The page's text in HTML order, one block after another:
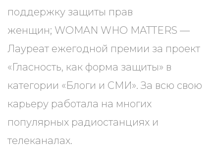
поддержку защиты прав
женщин; WOMAN WHO MATTERS —
Лауреат ежегодной премии за проект
«Гласность, как форма защиты» в
категории «Блоги и СМИ». За всю свою
карьеру работала на многих
популярных радиостанциях и
телеканалах.